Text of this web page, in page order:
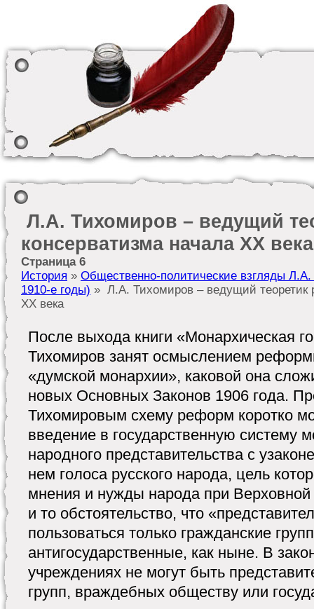
Л.А. Тихомиров – ведущий
консерватизма начала XX века
Страница 6
История » Общественно-политические взгляды
1910-е годы) » Л.А. Тихомиров – ведущий теоретик
XX века
После выхода книги «Монархическая
Тихомиров занят осмыслением
«думской монархии», каковой она
новых Основных Законов 1906 года.
Тихомировым схему реформ коротко
введение в государственную систему
народного представительства с
нем голоса русского народа, цель
мнения и нужды народа при
и то обстоятельство, что
пользоваться только гражданские
антигосударственные, как ныне. В
учреждениях не могут быть
групп, враждебных обществу или